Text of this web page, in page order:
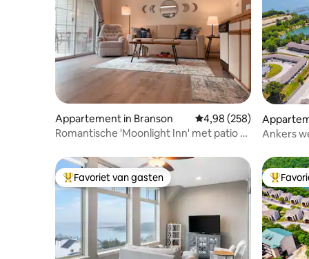
Appartement in Branson Gemiddelde
4,98 (258)
Romantische 'Moonlight Inn' met patio 1
City
Ankers
Topfavoriet van gasten
Favoriet van gasten